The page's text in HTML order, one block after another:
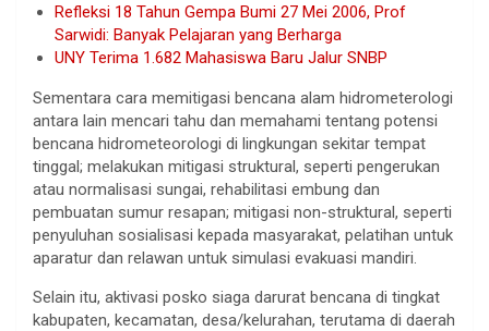
Refleksi 18 Tahun Gempa Bumi 27 Mei 2006, Prof
Sarwidi: Banyak Pelajaran yang Berharga
UNY Terima 1.682 Mahasiswa Baru Jalur SNBP
Sementara cara memitigasi bencana alam hidrometerologi
antara lain mencari tahu dan memahami tentang potensi
bencana hidrometeorologi di lingkungan sekitar tempat
tinggal; melakukan mitigasi struktural, seperti pengerukan
atau normalisasi sungai, rehabilitasi embung dan
pembuatan sumur resapan; mitigasi non-struktural, seperti
penyuluhan sosialisasi kepada masyarakat, pelatihan untuk
aparatur dan relawan untuk simulasi evakuasi mandiri.
Selain itu, aktivasi posko siaga darurat bencana di tingkat
kabupaten, kecamatan, desa/kelurahan, terutama di daerah